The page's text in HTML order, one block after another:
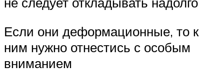
Если они деформационные, то к
ним нужно отнестись с особым
вниманием